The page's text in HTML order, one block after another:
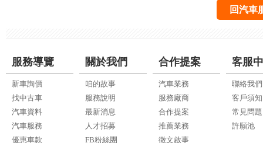
回汽車
服務導覽
新車詢價
找中古車
汽車資料
汽車服務
優惠車款
關於我們
咱的故事
服務說明
最新消息
人才招募
FB粉絲團
合作提案
汽車業務
服務廠商
合作提案
推薦業務
徵文啟事
客服
聯絡我們
客戶須知
常見問題
許願池